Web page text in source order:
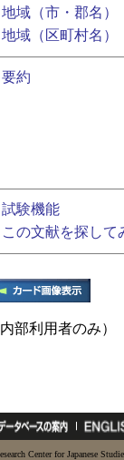
地域（市・郡名）
地域（区町村名）
要約
試験機能
この文献を探して
内部利用者のみ）
Center for Japanese